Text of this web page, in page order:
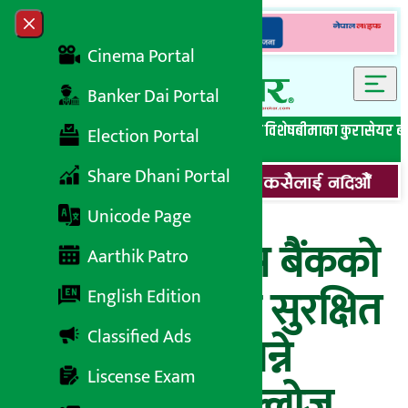
Skip to content
Close menu
Cinema Portal
Banker Dai Portal
Election Portal
Share Dhani Portal
Unicode Page
Aarthik Patro
English Edition
Classified Ads
Liscense Exam
सबै समाचारबेथिति मुर्दाबादबैंकिङ विशेष लघुवित्त विशेषबीमाका कुरासेयर
महालक्ष्मी विकास बैंकको
१७.८९% लाभांश सुरक्षित
गर्न कहिलेसम्म बन्ने